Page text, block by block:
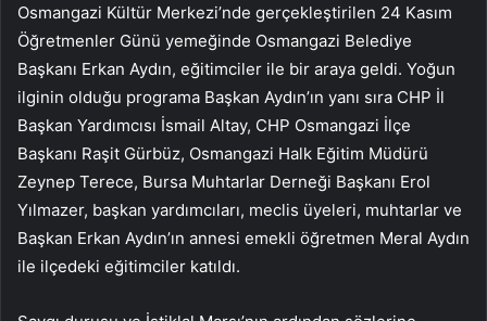
Osmangazi Kültür Merkezi’nde gerçekleştirilen 24 Kasım
Öğretmenler Günü yemeğinde Osmangazi Belediye
Başkanı Erkan Aydın, eğitimciler ile bir araya geldi. Yoğun
ilginin olduğu programa Başkan Aydın’ın yanı sıra CHP İl
Başkan Yardımcısı İsmail Altay, CHP Osmangazi İlçe
Başkanı Raşit Gürbüz, Osmangazi Halk Eğitim Müdürü
Zeynep Terece, Bursa Muhtarlar Derneği Başkanı Erol
Yılmazer, başkan yardımcıları, meclis üyeleri, muhtarlar ve
Başkan Erkan Aydın’ın annesi emekli öğretmen Meral Aydın
ile ilçedeki eğitimciler katıldı.